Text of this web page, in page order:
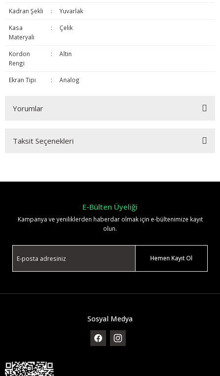
Kadran Şekli : Yuvarlak
Kasa
Materyali
: Çelik
Kordon
Rengi
: Altin
Ekran Tipi : Analog
Yorumlar
Taksit Seçenekleri
E-Bülten Üyeliği
Kampanya ve yeniliklerden haberdar olmak için e-bültenimize kayıt
olun.
Hemen Kayıt Ol
Sosyal Medya